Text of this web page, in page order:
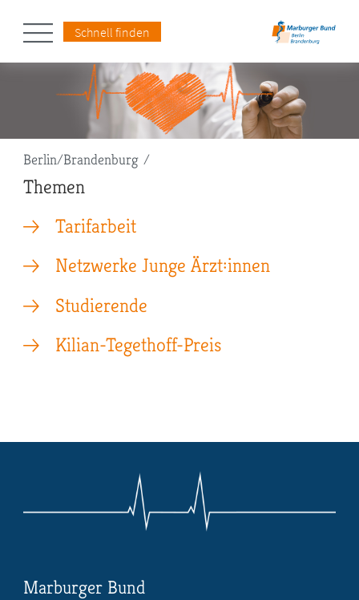
Schnell finden
Pfadnavigation
Berlin/Brandenburg
Themen
Tarifarbeit
Netzwerke Junge Ärzt:innen
Studierende
Kilian-Tegethoff-Preis
Marburger Bund